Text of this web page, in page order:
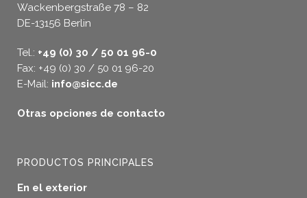
Wackenbergstraße 78 – 82
DE-13156 Berlin
Tel.: +49 (0) 30 / 50 01 96-0
Fax: +49 (0) 30 / 50 01 96-20
E-Mail: info@sicc.de
Otras opciones de contacto
PRODUCTOS PRINCIPALES
En el exterior